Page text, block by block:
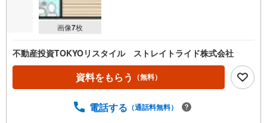
画像7枚
不動産投資TOKYOリスタイル ストレイトライド株式会社
資料をもらう （無料）
電話する （通話料無料）